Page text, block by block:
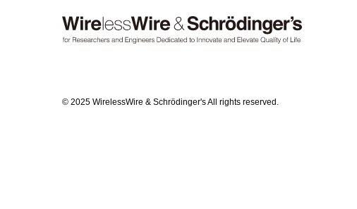
© 2025 WirelessWire & Schrödinger's All rights reserved.